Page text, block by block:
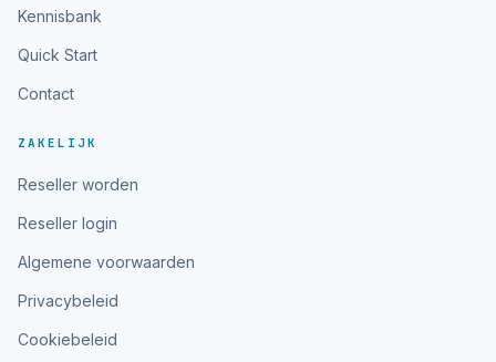
Kennisbank
Quick Start
Contact
ZAKELIJK
Reseller worden
Reseller login
Algemene voorwaarden
Privacybeleid
Cookiebeleid